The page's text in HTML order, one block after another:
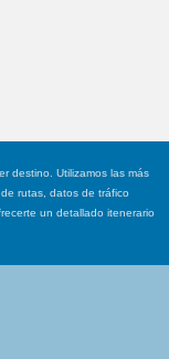
destino. Utilizamos las más
rutas, datos de tráfico
un detallado itenerario